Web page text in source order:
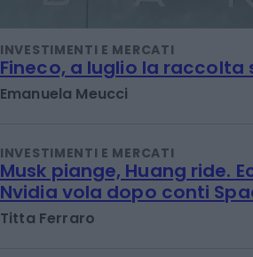
INVESTIMENTI E MERCATI
Fineco, a luglio la raccolta
Emanuela Meucci
INVESTIMENTI E MERCATI
Musk piange, Huang ride.
Nvidia vola dopo conti
Titta Ferraro